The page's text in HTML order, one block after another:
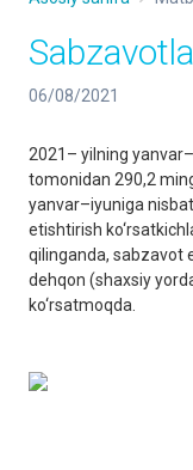
06/08/2021
2021– yilning
tomonidan 290,2
yanvar–iyuniga
etishtirish
qilinganda, sabzavot
dehqon (shaxsiy
ko‘rsatmoqda.